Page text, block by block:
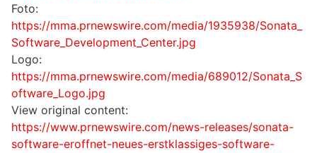
Foto:
https://mma.prnewswire.com/media/1935938/Sonata_
Software_Development_Center.jpg
Logo:
https://mma.prnewswire.com/media/689012/Sonata_S
oftware_Logo.jpg
View original content:
https://www.prnewswire.com/news-releases/sonata-
software-eroffnet-neues-erstklassiges-software-